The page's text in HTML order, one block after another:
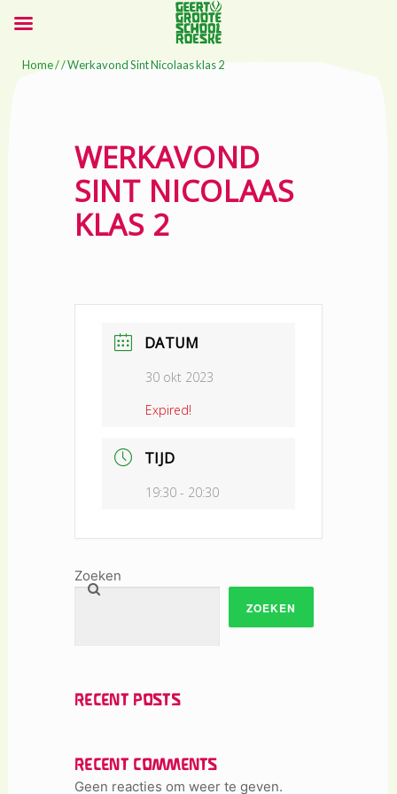
Home/ / Werkavond Sint Nicolaas klas 2
WERKAVOND
SINT NICOLAAS
KLAS 2
DATUM
30 okt 2023
Expired!
TIJD
19:30 - 20:30
Zoeken
ZOEKEN
RECENT POSTS
RECENT COMMENTS
Geen reacties om weer te geven.